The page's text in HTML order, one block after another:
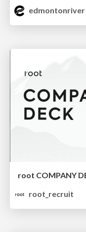
edmontonriver
root COMPANY
root_recruit